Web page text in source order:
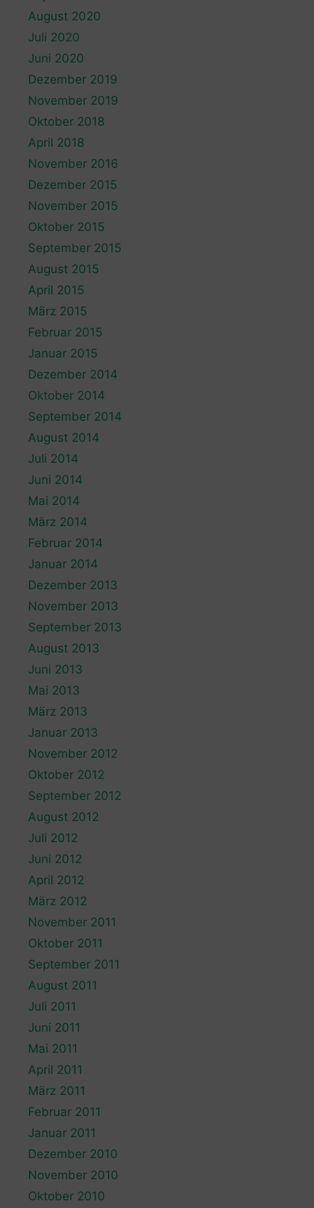
August 2020
Juli 2020
Juni 2020
Dezember 2019
November 2019
Oktober 2018
April 2018
November 2016
Dezember 2015
November 2015
Oktober 2015
September 2015
August 2015
April 2015
März 2015
Februar 2015
Januar 2015
Dezember 2014
Oktober 2014
September 2014
August 2014
Juli 2014
Juni 2014
Mai 2014
März 2014
Februar 2014
Januar 2014
Dezember 2013
November 2013
September 2013
August 2013
Juni 2013
Mai 2013
März 2013
Januar 2013
November 2012
Oktober 2012
September 2012
August 2012
Juli 2012
Juni 2012
April 2012
März 2012
November 2011
Oktober 2011
September 2011
August 2011
Juli 2011
Juni 2011
Mai 2011
April 2011
März 2011
Februar 2011
Januar 2011
Dezember 2010
November 2010
Oktober 2010